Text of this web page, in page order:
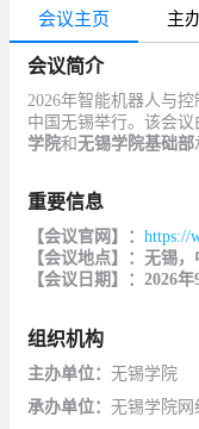
会议主页 主
会议简介
2026年智能机器人与
中国无锡举行。该会议
学院和无锡学院基础部
重要信息
【会议官网】：https://
【会议地点】：无锡，
【会议日期】：2026年
组织机构
主办单位：无锡学院
承办单位：无锡学院网